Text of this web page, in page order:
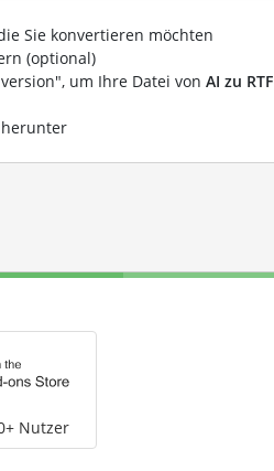
Sie konvertieren möchten
(optional)
um Ihre Datei von AI zu RTF
Nutzer